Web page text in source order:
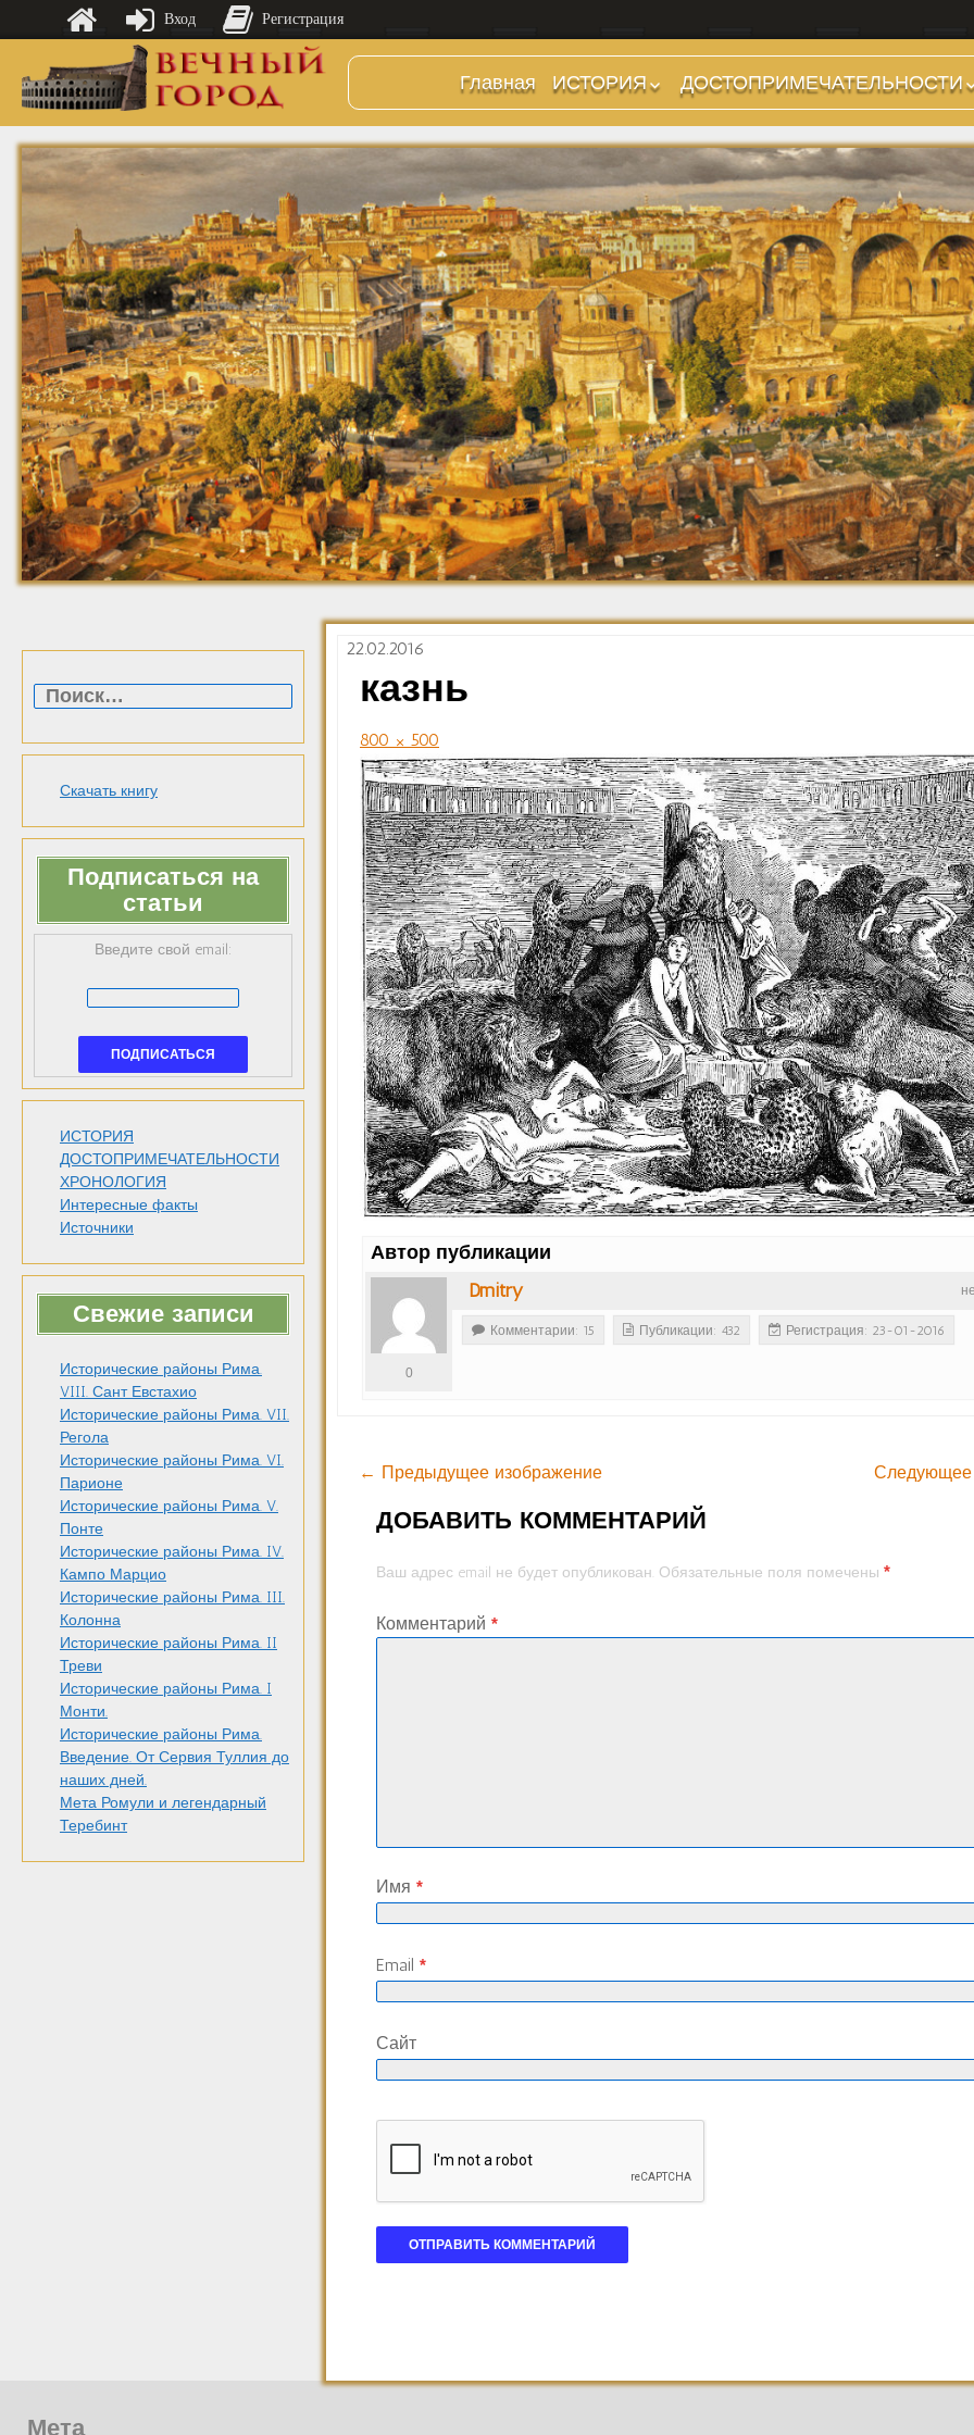
Главная
ИСТОРИЯ
Предыстория
Царский период
(753-509 гг до н.э.)
Ранняя Республика
(509-265 гг до н.э.)
Поздняя Республика
(264-27 гг до н.э.)
Империя. Принципат
(27 г до н.э. — 284 г
н.э.)
Империя. Доминат
(284-476 гг)
Темные Века. Готы
Темные Века.
Экзархат
Средневековье
Возрождение и
Барокко
ДОСТОПРИМЕЧАТЕЛЬНОСТИ
Холмы и остров.
Районы
Форумы, Площади,
Дороги
Стадионы, Термы
Музеи
Дохристианские
храмы
Христианские храмы,
базилики etc.
Дворцы
Арки, колонны и
обелиски
Фонтаны
Скачать книгу
Подписаться на
статьи
Введите свой email:
ИСТОРИЯ
ДОСТОПРИМЕЧАТЕЛЬНОСТИ
ХРОНОЛОГИЯ
Интересные факты
Источники
Свежие записи
Исторические районы Рима.
VIII. Сант Евстахио
Исторические районы Рима. VII.
Регола
Исторические районы Рима. VI.
Парионе
Исторические районы Рима. V.
Понте
Исторические районы Рима. IV.
Кампо Марцио
Исторические районы Рима. III.
Колонна
Исторические районы Рима. II
Треви
Исторические районы Рима. I
Монти.
Исторические районы Рима.
Введение. От Сервия Туллия до
наших дней.
Мета Ромули и легендарный
Теребинт
22.02.2016
казнь
800 × 500
Автор публикации
Dmitry
0
Комментарии: 15 Публикации: 432 Регистрация: 23-01-2016
← Предыдущее изображение Следующее
ДОБАВИТЬ КОММЕНТАРИЙ
Ваш адрес email не будет опубликован. Обязательные поля помечены*
Комментарий*
Имя*
Email*
Сайт
Мета
Вход Регистрация